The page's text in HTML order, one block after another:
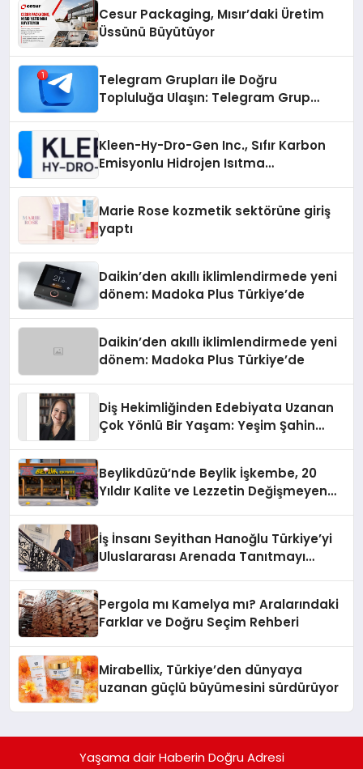
Cesur Packaging, Mısır’daki Üretim
Üssünü Büyütüyor
Telegram Grupları ile Doğru
Topluluğa Ulaşın: Telegram Grup
Kleen-Hy-Dro-Gen Inc., Sıfır Karbon
Emisyonlu Hidrojen Isıtma
Marie Rose kozmetik sektörüne giriş
yaptı
Daikin’den akıllı iklimlendirmede yeni
dönem: Madoka Plus Türkiye’de
Daikin’den akıllı iklimlendirmede yeni
dönem: Madoka Plus Türkiye’de
Diş Hekimliğinden Edebiyata Uzanan
Çok Yönlü Bir Yaşam: Yeşim Şahin
Beylikdüzü’nde Beylik İşkembe, 20
Yıldır Kalite ve Lezzetin Değişmeyen
İş İnsanı Seyithan Hanoğlu Türkiye’yi
Uluslararası Arenada Tanıtmayı
Pergola mı Kamelya mı? Aralarındaki
Farklar ve Doğru Seçim Rehberi
Mirabellix, Türkiye’den dünyaya
uzanan güçlü büyümesini sürdürüyor
Yaşama dair Haberin Doğru Adresi